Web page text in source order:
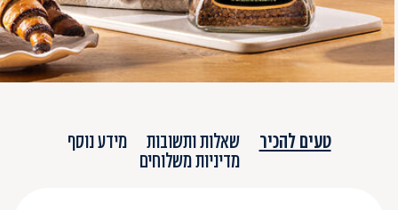
טעים להכיר שאלות ותשובות מידע נוסף
מדיניות משלוחים